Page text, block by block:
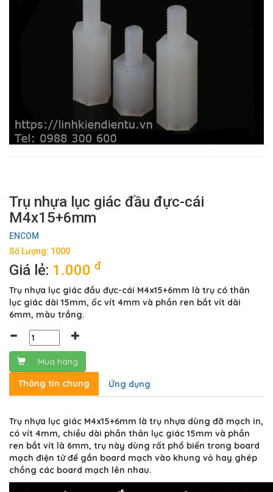
Trụ nhựa lục giác đầu đực-cái
M4x15+6mm
ENCOM
Số Lượng: 1000
Giá lẻ: 1.000 đ
Trụ nhựa lục giác đầu đực-cái M4x15+6mm là trụ có thân
lục giác dài 15mm, ốc vít 4mm và phần ren bắt vít dài
6mm, màu trắng.
Mua hàng
Thông tin chung
Ứng dụng
Trụ nhựa lục giác M4x15+6mm là trụ nhựa dùng đỡ mạch in,
có vít 4mm, chiều dài phần thân lục giác 15mm và phần
ren bắt vít là 6mm, trụ này dùng rất phổ biến trong board
mạch điện tử để gắn board mạch vào khung vỏ hay ghép
chồng các board mạch lên nhau.